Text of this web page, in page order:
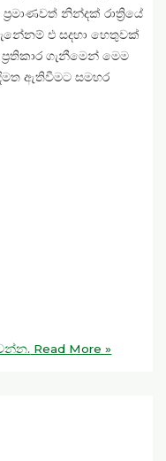
නින්දක් රාත්‍රියේ
එ සදහා හෙතුවක්
ගැනීමෙන් මෙම
ඇතිවීමට සමහර
Read More »